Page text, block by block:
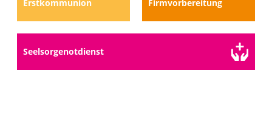
Erstkommunion Firmvorbereitung
Seelsorge­notdienst